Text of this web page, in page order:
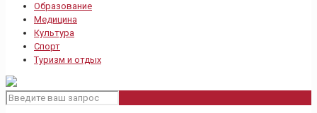
Образование
Медицина
Культура
Спорт
Туризм и отдых